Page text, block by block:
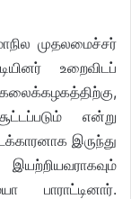
முதலமைச்சர்
உறைவிடப்
என்று
இருந்து
பாராட்டினார்.